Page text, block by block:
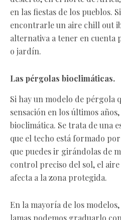
en las fiestas de los pueblos.
encontrarle un aire chill out
alternativa a tener en cuenta
o jardín.
Las pérgolas bioclimáticas.
Si hay un modelo de pérgola
sensación en los últimos
bioclimática. Se trata de una
que el techo está formado
que puedes ir girándolas de
control preciso del sol, el
afecta a la zona protegida.
En la mayoría de los
lamas podemos graduarlo